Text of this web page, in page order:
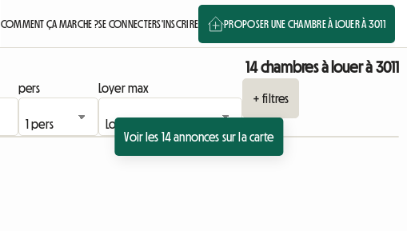
COMMENT ÇA MARCHE ?SE CONNECTERS'INSCRIRE PROPOSER UNE CHAMBRE À LOUER À 3011
14 chambres à louer à 3011
pers
Loyer max
+ filtres
Voir les 14 annonces sur la carte